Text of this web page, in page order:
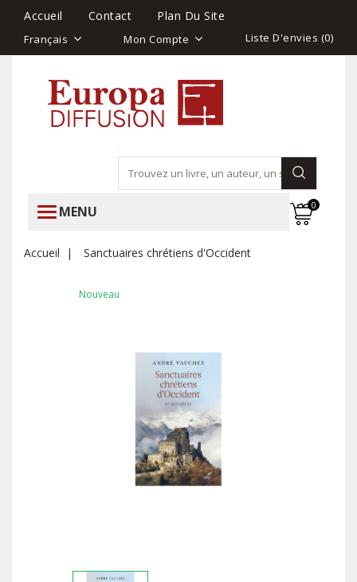
Accueil Contact Plan Du Site
Français Mon Compte Liste D'envies (0)
MENU 0
Accueil Sanctuaires chrétiens d'Occident
Nouveau